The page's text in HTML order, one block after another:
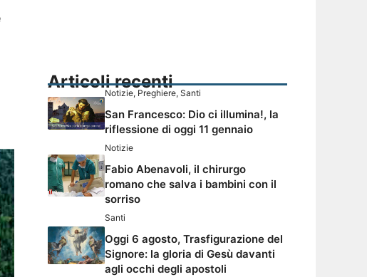
Articoli recenti
Notizie, Preghiere, Santi
San Francesco: Dio ci illumina!, la
riflessione di oggi 11 gennaio
Notizie
Fabio Abenavoli, il chirurgo
romano che salva i bambini con il
sorriso
Santi
Oggi 6 agosto, Trasfigurazione del
Signore: la gloria di Gesù davanti
agli occhi degli apostoli